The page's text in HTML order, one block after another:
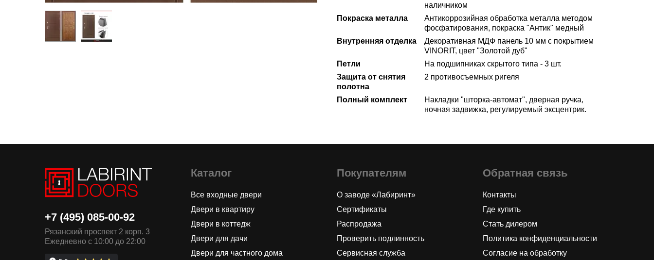
наличником
Покраска металла
Антикоррозийная обработка металла методом
фосфатирования, покраска "Антик" медный
Внутренняя отделка
Декоративная МДФ панель 10 мм с покрытием
VINORIT, цвет "Золотой дуб"
Петли
На подшипниках скрытого типа - 3 шт.
Защита от снятия
полотна
2 противосъемных ригеля
Полный комплект
Накладки "шторка-автомат", дверная ручка,
ночная задвижка, регулируемый эксцентрик.
+7 (495) 085-00-92
Рязанский проспект 2 корп. 3
Ежедневно с 10:00 до 22:00
Каталог
Все входные двери
Двери в квартиру
Двери в коттедж
Двери для дачи
Двери для частного дома
Покупателям
О заводе «Лабиринт»
Сертификаты
Распродажа
Проверить подлинность
Сервисная служба
Обратная связь
Контакты
Где купить
Стать дилером
Политика конфиденциальности
Согласие на обработку